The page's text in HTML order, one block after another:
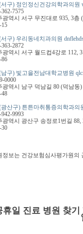
구) 정인정신건강의학과의원
362-7575
광역시 서구 무진대로 935, 3층
15
구) 우리동네치과의원
363-2872
광역시 서구 월드컵4강로 112,
86
구) 빛고을전남대학교병원
0000
광역시 남구 덕남길 80 (덕남동)
48
산구) 튼튼마취통증의학과의
942-9993
광역시 광산구 송정로1번길 88,
30
정보는 건강보험심사평가원의
휴일 진료 병원 찾